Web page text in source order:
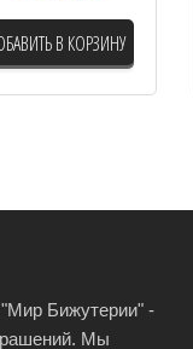
В КОРЗИНУ
Бижутерии" -
Мы